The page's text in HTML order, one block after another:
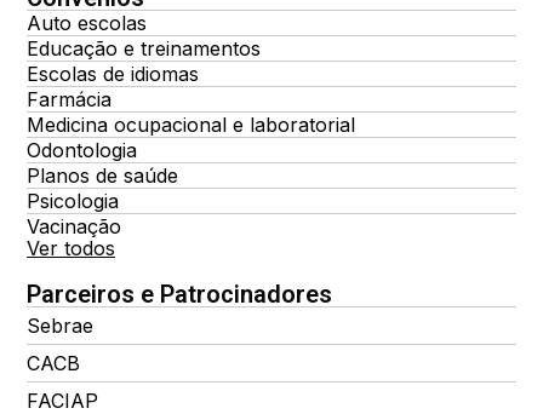
Auto escolas
Educação e treinamentos
Escolas de idiomas
Farmácia
Medicina ocupacional e laboratorial
Odontologia
Planos de saúde
Psicologia
Vacinação
Ver todos
Parceiros e Patrocinadores
Sebrae
CACB
FACIAP